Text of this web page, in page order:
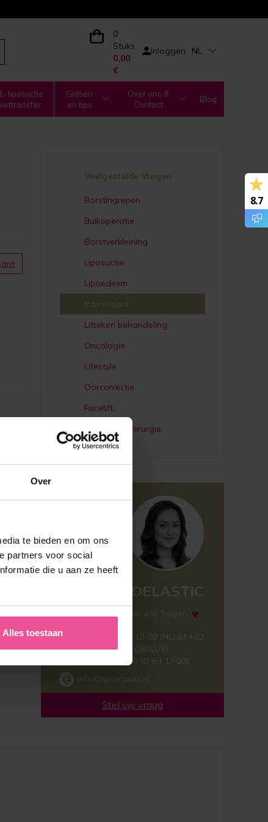
Over
te bieden en om ons
partners voor social
die u aan ze heeft
Alles toestaan
0
Stuks
0,00
€
Inloggen NL
liposuctie
Gidsen
en tips
Over ons &
Contact
Blog
Veelgestelde Vragen
Borstingrepen
Buikoperatie
Borstverkleining
Liposuctie
Lipoedeem
Interessant
Litteken behandeling
Oncologie
Lifestyle
Oorcorrectie
Facelift
Plastische chirurgie
TEAM LIPOELASTIC
Wij zijn hier om u te helpen
+31 (0)40 304 13 00 (NL) of +32
(0)78 481 963 (BE/LUX)
(Ma – Vr, van 8:30 tot 17:00)
info@lipoelastic.nl
Stel uw vraag
8.7